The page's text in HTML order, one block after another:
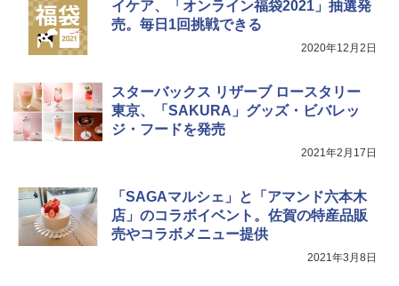
広げるだけ パッとサッとテント キューブワ
イド ブラックコーティング フルクローズ メ
ッシュ 4人用 簡単設置 ポップアップテント P
￥-
通気窓付き】収納袋付き UVカット 防水 防災
コンパクト iimono117 (ブルー)
イケア、「オンライン福袋2021」抽選発
売。毎日1回挑戦できる
2020年12月2日
スターバックス リザーブ ロースタリー
東京、「SAKURA」グッズ・ビバレッ
ジ・フードを発売
2021年2月17日
「SAGAマルシェ」と「アマンド六本木
店」のコラボイベント。佐賀の特産品販
売やコラボメニュー提供
2021年3月8日